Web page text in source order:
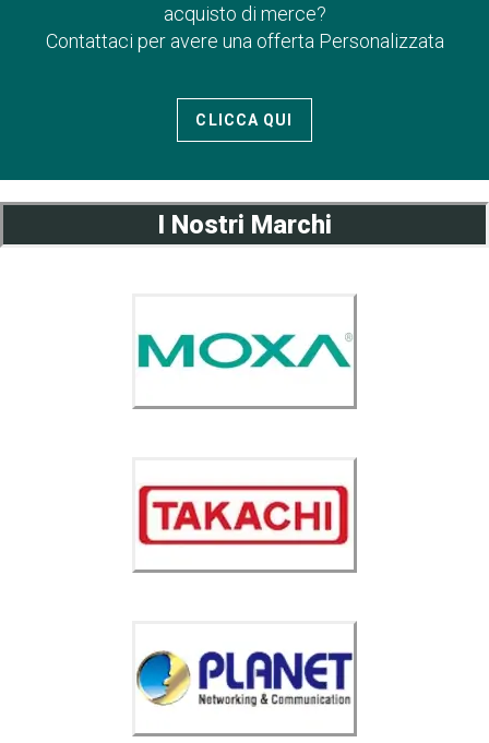
acquisto di merce?
Contattaci per avere una offerta Personalizzata
CLICCA QUI
I Nostri Marchi